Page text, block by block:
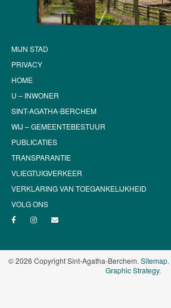
MIJN STAD
PRIVACY
HOME
U – INWONER
SINT-AGATHA-BERCHEM
WIJ – GEMEENTEBESTUUR
PUBLICATIES
TRANSPARANTIE
VLIEGTUIGVERKEER
VERKLARING VAN TOEGANKELIJKHEID
VOLG ONS
© 2026 Copyright Sint-Agatha-Berchem. Sitemap.
Graphic Strategy.